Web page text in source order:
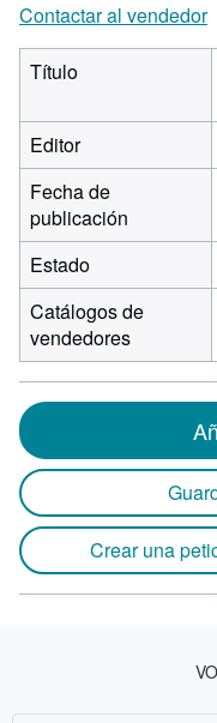
Contactar al vendedor
Título
Editor
Fecha de
publicación
Estado
Catálogos de
vendedores
Crear una